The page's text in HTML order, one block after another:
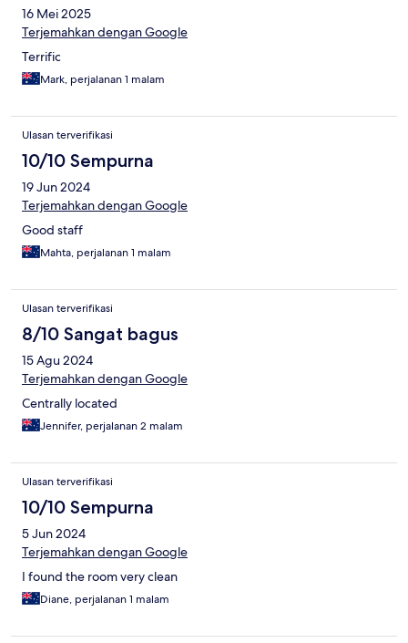
16 Mei 2025
Terjemahkan dengan Google
Terrific
Mark, perjalanan 1 malam
Ulasan terverifikasi
10/10 Sempurna
19 Jun 2024
Terjemahkan dengan Google
Good staff
Mahta, perjalanan 1 malam
Ulasan terverifikasi
8/10 Sangat bagus
15 Agu 2024
Terjemahkan dengan Google
Centrally located
Jennifer, perjalanan 2 malam
Ulasan terverifikasi
10/10 Sempurna
5 Jun 2024
Terjemahkan dengan Google
I found the room very clean
Diane, perjalanan 1 malam